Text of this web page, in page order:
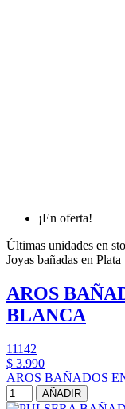
¡En oferta!
Últimas unidades en
Joyas bañadas en Plata
AROS
BLANCA
11142
$ 3.990
AROS BAÑADOS
AÑADIR